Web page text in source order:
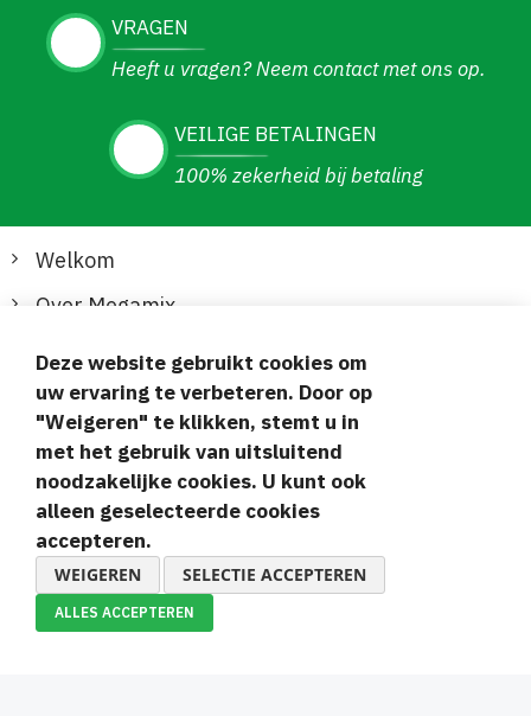
VRAGEN
Heeft u vragen? Neem contact met ons op.
VEILIGE BETALINGEN
100% zekerheid bij betaling
Welkom
Over Megamix
Informatie
Klantenservice
Veilige en gemakkelijke betalingen
Deze website gebruikt cookies om
uw ervaring te verbeteren. Door op
"Weigeren" te klikken, stemt u in
met het gebruik van uitsluitend
noodzakelijke cookies. U kunt ook
alleen geselecteerde cookies
accepteren.
WEIGEREN SELECTIE ACCEPTEREN
ALLES ACCEPTEREN